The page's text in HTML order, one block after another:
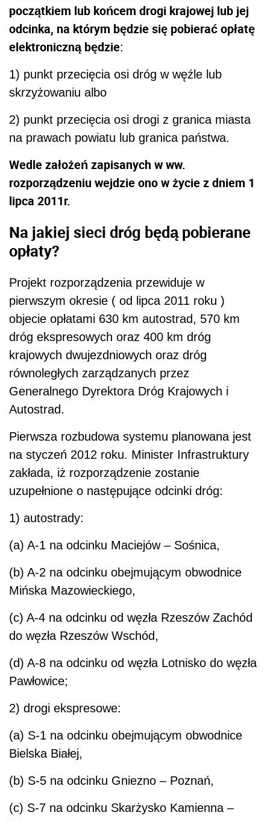
początkiem lub końcem drogi krajowej lub jej
odcinka, na którym będzie się pobierać opłatę
elektroniczną będzie:
1) punkt przecięcia osi dróg w węźle lub
skrzyżowaniu albo
2) punkt przecięcia osi drogi z granica miasta
na prawach powiatu lub granica państwa.
Wedle założeń zapisanych w ww.
rozporządzeniu wejdzie ono w życie z dniem 1
lipca 2011r.
Na jakiej sieci dróg będą pobierane
opłaty?
Projekt rozporządzenia przewiduje w
pierwszym okresie ( od lipca 2011 roku )
objecie opłatami 630 km autostrad, 570 km
dróg ekspresowych oraz 400 km dróg
krajowych dwujezdniowych oraz dróg
równoległych zarządzanych przez
Generalnego Dyrektora Dróg Krajowych i
Autostrad.
Pierwsza rozbudowa systemu planowana jest
na styczeń 2012 roku. Minister Infrastruktury
zakłada, iż rozporządzenie zostanie
uzupełnione o następujące odcinki dróg:
1) autostrady:
(a) A-1 na odcinku Maciejów – Sośnica,
(b) A-2 na odcinku obejmującym obwodnice
Mińska Mazowieckiego,
(c) A-4 na odcinku od węzła Rzeszów Zachód
do węzła Rzeszów Wschód,
(d) A-8 na odcinku od węzła Lotnisko do węzła
Pawłowice;
2) drogi ekspresowe:
(a) S-1 na odcinku obejmującym obwodnice
Bielska Białej,
(b) S-5 na odcinku Gniezno – Poznań,
(c) S-7 na odcinku Skarżysko Kamienna –